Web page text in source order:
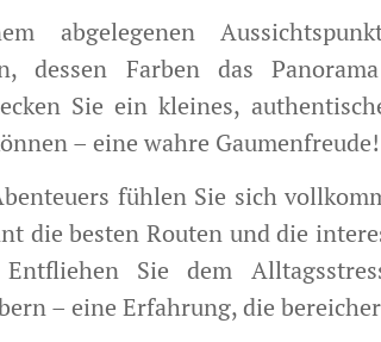
abgelegenen
dessen Farben das
Sie ein kleines,
– eine wahre Gaumenfreude!
fühlen Sie sich
die besten Routen und die
Entfliehen Sie dem
– eine Erfahrung, die